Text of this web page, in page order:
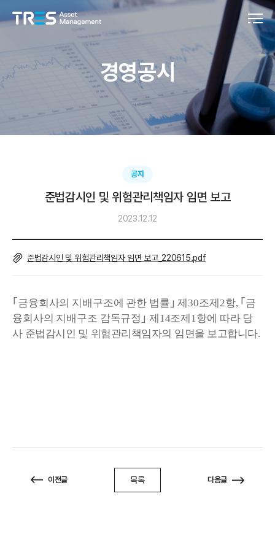
경영공시
공지
준법감시인 및 위험관리책임자 임면 보고
2023.12.12
준법감시인 및 위험관리책임자 임면 보고_220615.pdf
｢ 금융회사의 지배구조에 관한 법률 ｣제30조제2항, ｢ 금
융회사의 지배구조 감독규정 ｣ 제 14조제 1항에 따라 당
사 준법감시인 및 위험관리책임자의 임면을 보고합니다.
이전글 목록 다음글